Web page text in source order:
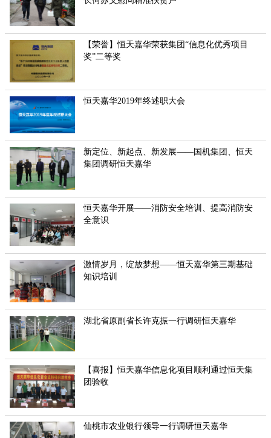
【荣誉】恒天嘉华荣获集团“信息化优秀项目
奖”二等奖
恒天嘉华2019年终述职大会
新定位、新起点、新发展——国机集团、恒天
集团调研恒天嘉华
恒天嘉华开展——消防安全培训、提高消防安
全意识
激情岁月，绽放梦想——恒天嘉华第三期基础
知识培训
湖北省原副省长许克振一行调研恒天嘉华
【喜报】恒天嘉华信息化项目顺利通过恒天集
团验收
仙桃市农业银行领导一行调研恒天嘉华